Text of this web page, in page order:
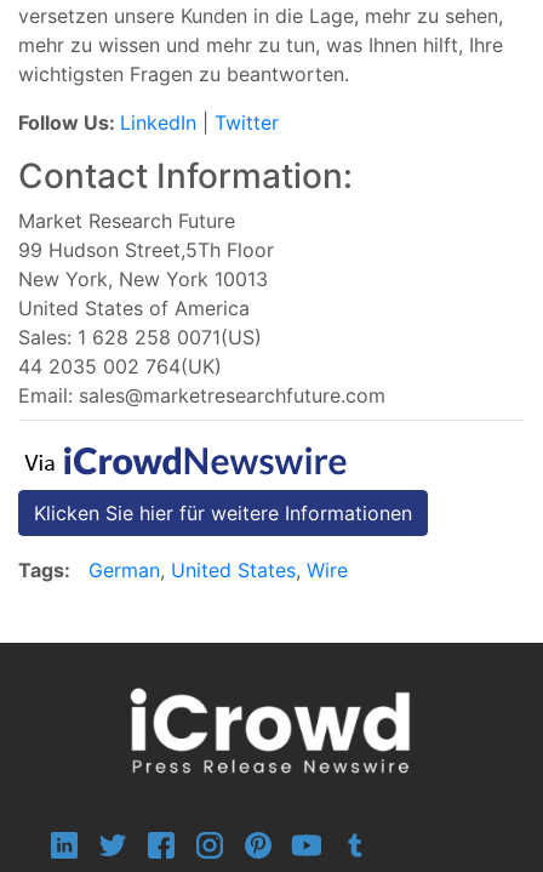
versetzen unsere Kunden in die Lage, mehr zu sehen,
mehr zu wissen und mehr zu tun, was Ihnen hilft, Ihre
wichtigsten Fragen zu beantworten.
Follow Us: LinkedIn Twitter
Contact Information:
Market Research Future
99 Hudson Street,5Th Floor
New York, New York 10013
United States of America
Sales: 1 628 258 0071(US)
44 2035 002 764(UK)
Email: sales@marketresearchfuture.com
Klicken Sie hier für weitere Informationen
Tags: German, United States, Wire